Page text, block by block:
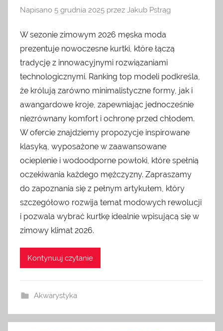
Napisano 5 grudnia 2025 przez Jakub Pstrąg
W sezonie zimowym 2026 męska moda
prezentuje nowoczesne kurtki, które łączą
tradycję z innowacyjnymi rozwiązaniami
technologicznymi. Ranking top modeli podkreśla,
że królują zarówno minimalistyczne formy, jak i
awangardowe kroje, zapewniając jednocześnie
niezrównany komfort i ochronę przed chłodem.
W ofercie znajdziemy propozycje inspirowane
klasyką, wyposażone w zaawansowane
ocieplenie i wodoodporne powłoki, które spełnią
oczekiwania każdego mężczyzny. Zapraszamy
do zapoznania się z pełnym artykułem, który
szczegółowo rozwija temat modowych rewolucji
i pozwala wybrać kurtkę idealnie wpisującą się w
zimowy klimat 2026.
Kontynuuj czytanie
Akwarystyka